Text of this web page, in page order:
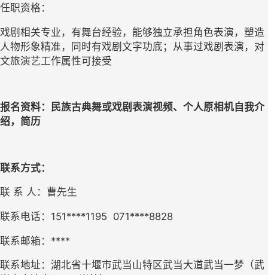
任职资格：
戏剧相关专业，有舞台经验，能够独立承担角色表演，塑造
人物形象精准，同时有戏剧文字功底；从事过戏剧表演，对
文旅演艺工作属性可接受
报名资料： 民族古典舞或戏剧表演视频、个人原相机自我介
绍，简历
联系方式：
联 系 人： 曹先生
联系电话： 151****1195 071****8828
联系邮箱： ****
联系地址： 湖北省十堰市武当山特区武当大道武当一梦（武